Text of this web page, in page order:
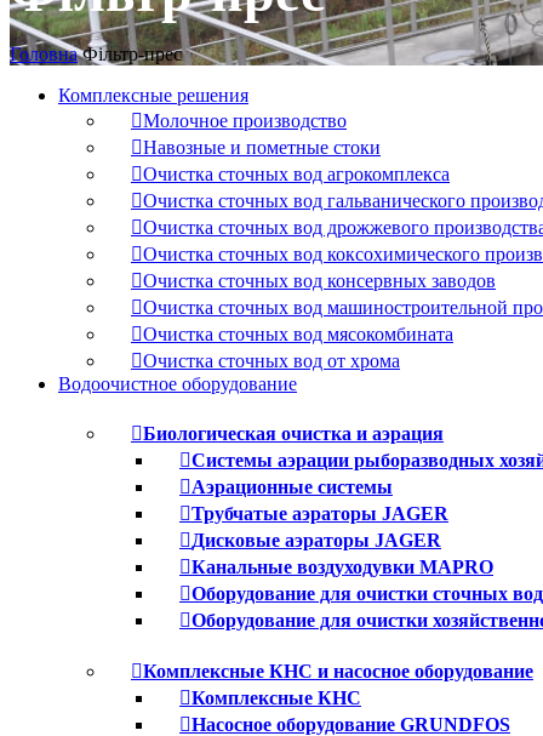
Головна Фільтр-прес
Комплексные решения
Молочное производство
Навозные и пометные стоки
Очистка сточных вод агрокомплекса
Очистка сточных вод гальванического
Очистка сточных вод дрожжевого
Очистка сточных вод коксохимического
Очистка сточных вод консервных заводов
Очистка сточных вод машиностроительной
Очистка сточных вод мясокомбината
Очистка сточных вод от хрома
Водоочистное оборудование
Биологическая очистка и аэрация
Системы аэрации рыборазводных
Аэрационные системы
Трубчатые аэраторы JAGER
Дисковые аэраторы JAGER
Канальные воздуходувки MAPRO
Оборудование для очистки сточных вод
Оборудование для очистки
Комплексные КНС и насосное оборудование
Комплексные КНС
Насосное оборудование GRUNDFOS